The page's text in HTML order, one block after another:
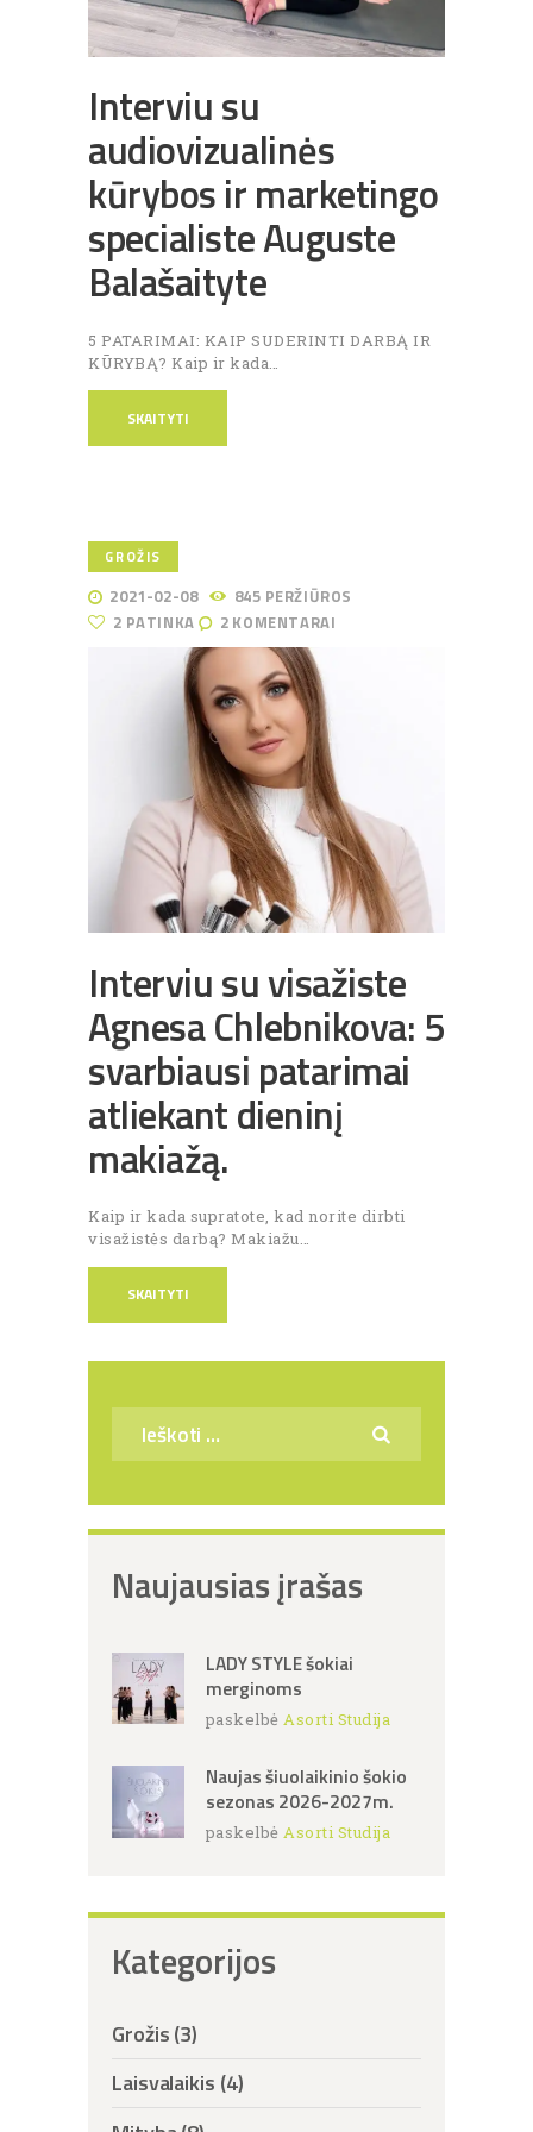
Interviu su
audiovizualinės
kūrybos ir marketingo
specialiste Auguste
Balašaityte
5 PATARIMAI: KAIP SUDERINTI DARBĄ IR
KŪRYBĄ? Kaip ir kada…
SKAITYTI
GROŽIS
2021-02-08 845 PERŽIŪROS
2 PATINKA 2 KOMENTARAI
Interviu su visažiste
Agnesa Chlebnikova: 5
svarbiausi patarimai
atliekant dieninį
makiažą.
Kaip ir kada supratote, kad norite dirbti
visažistės darbą? Makiažu…
SKAITYTI
Naujausias įrašas
LADY STYLE šokiai
merginoms
paskelbė Asorti Studija
Naujas šiuolaikinio šokio
sezonas 2026-2027m.
paskelbėAsorti Studija
Kategorijos
Grožis(3)
Laisvalaikis (4)